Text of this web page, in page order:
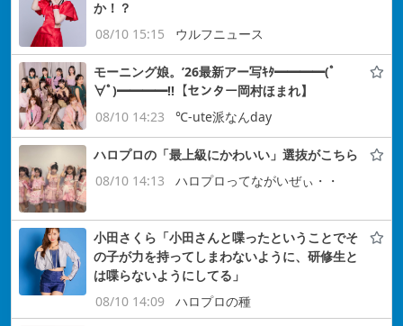
か！？
08/10 15:15
ウルフニュース
モーニング娘。’26最新アー写ｷﾀ━━━━(ﾟ
∀ﾟ)━━━━!!【センター岡村ほまれ】
08/10 14:23
℃-ute派なんday
ハロプロの「最上級にかわいい」選抜がこちら
08/10 14:13
ハロプロってながいぜぃ・・
小田さくら「小田さんと喋ったということでそ
の子が力を持ってしまわないように、研修生と
は喋らないようにしてる」
08/10 14:09
ハロプロの種